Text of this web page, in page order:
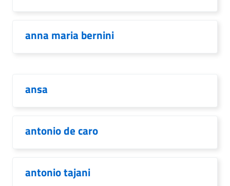
anna maria bernini
ansa
antonio de caro
antonio tajani